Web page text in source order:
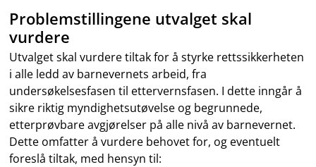
Problemstillingene utvalget skal
vurdere
Utvalget skal vurdere tiltak for å styrke rettssikkerheten
i alle ledd av barnevernets arbeid, fra
undersøkelsesfasen til ettervernsfasen. I dette inngår å
sikre riktig myndighetsutøvelse og begrunnede,
etterprøvbare avgjørelser på alle nivå av barnevernet.
Dette omfatter å vurdere behovet for, og eventuelt
foreslå tiltak, med hensyn til: